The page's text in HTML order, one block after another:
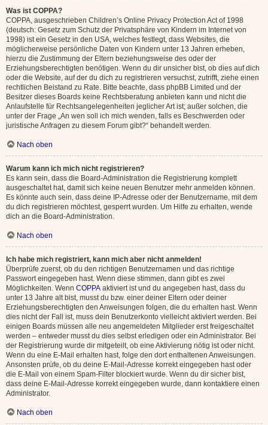
Was ist COPPA?
COPPA, ausgeschrieben Children’s Online Privacy Protection Act of 1998
(deutsch: Gesetz zum Schutz der Privatsphäre von Kindern im Internet von
1998) ist ein Gesetz in den USA, welches festlegt, dass Websites, die
möglicherweise persönliche Daten von Kindern unter 13 Jahren erheben,
hierzu die Zustimmung der Eltern beziehungsweise des oder der
Erziehungsberechtigten benötigen. Wenn du dir unsicher bist, ob dies auf dich
oder die Website, auf der du dich zu registrieren versuchst, zutrifft, ziehe einen
rechtlichen Beistand zu Rate. Bitte beachte, dass phpBB Limited und der
Besitzer dieses Boards keine Rechtsberatung anbieten kann und nicht die
Anlaufstelle für Rechtsangelegenheiten jeglicher Art ist; außer solchen, die
unter der Frage „An wen soll ich mich wenden, falls es Beschwerden oder
juristische Anfragen zu diesem Forum gibt?“ behandelt werden.
Nach oben
Warum kann ich mich nicht registrieren?
Es kann sein, dass die Board-Administration die Registrierung komplett
ausgeschaltet hat, damit sich keine neuen Benutzer mehr anmelden können.
Es könnte auch sein, dass deine IP-Adresse oder der Benutzername, mit dem
du dich registrieren möchtest, gesperrt wurden. Um Hilfe zu erhalten, wende
dich an die Board-Administration.
Nach oben
Ich habe mich registriert, kann mich aber nicht anmelden!
Überprüfe zuerst, ob du den richtigen Benutzernamen und das richtige
Passwort eingegeben hast. Wenn diese stimmen, dann gibt es zwei
Möglichkeiten. Wenn COPPA aktiviert ist und du angegeben hast, dass du
unter 13 Jahre alt bist, musst du bzw. einer deiner Eltern oder deiner
Erziehungsberechtigten den Anweisungen folgen, die du erhalten hast. Wenn
dies nicht der Fall ist, muss dein Benutzerkonto vielleicht aktiviert werden. Bei
einigen Boards müssen alle neu angemeldeten Mitglieder erst freigeschaltet
werden – entweder musst du dies selbst erledigen oder ein Administrator. Bei
der Registrierung wurde dir mitgeteilt, ob eine Aktivierung nötig ist oder nicht.
Wenn du eine E-Mail erhalten hast, folge den dort enthaltenen Anweisungen.
Ansonsten prüfe, ob du deine E-Mail-Adresse korrekt eingegeben hast oder
die E-Mail von einem Spam-Filter blockiert wurde. Wenn du dir sicher bist,
dass deine E-Mail-Adresse korrekt eingegeben wurde, dann kontaktiere einen
Administrator.
Nach oben